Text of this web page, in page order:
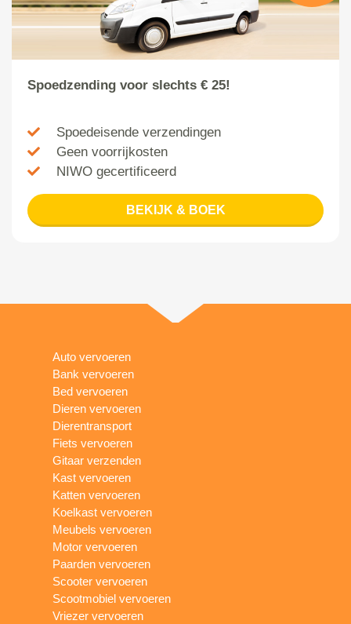
Spoedzending voor slechts € 25!
Spoedeisende verzendingen
Geen voorrijkosten
NIWO gecertificeerd
BEKIJK & BOEK
Auto vervoeren
Bank vervoeren
Bed vervoeren
Dieren vervoeren
Dierentransport
Fiets vervoeren
Gitaar verzenden
Kast vervoeren
Katten vervoeren
Koelkast vervoeren
Meubels vervoeren
Motor vervoeren
Paarden vervoeren
Scooter vervoeren
Scootmobiel vervoeren
Vriezer vervoeren